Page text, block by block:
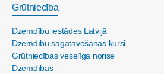
Grūtniecība
Dzemdību iestādes Latvijā
Dzemdību sagatavošanas kursi
Grūtniecības veselīga norise
Dzemdības